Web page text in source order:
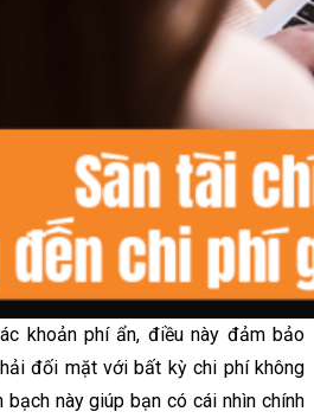
khoản phí ẩn, điều này đảm bảo
đối mặt với bất kỳ chi phí không
bạch này giúp bạn có cái nhìn chính